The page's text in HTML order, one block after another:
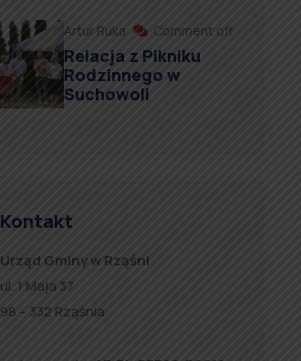
Artur Ruka Comment off
Relacja z Pikniku
Rodzinnego w
Suchowoli
Kontakt
Urząd Gminy w Rząśni
ul. 1 Maja 37
98 – 332 Rząśnia